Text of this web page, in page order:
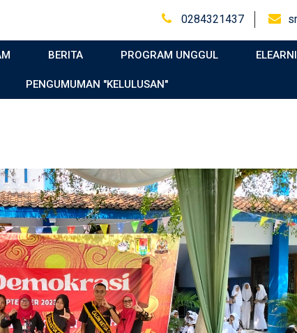
0284321437
BERITA PROGRAM UNGGUL
PENGUMUMAN "KELULUSAN"